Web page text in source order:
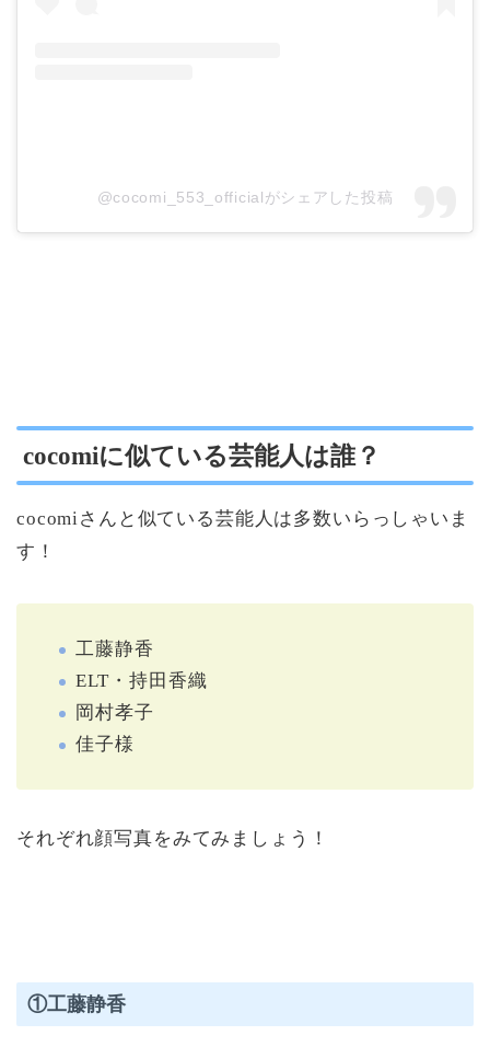
@cocomi_553_officialがシェアした投稿
cocomiに似ている芸能人は誰？
cocomiさんと似ている芸能人は多数いらっしゃいま
す！
工藤静香
ELT・持田香織
岡村孝子
佳子様
それぞれ顔写真をみてみましょう！
①工藤静香